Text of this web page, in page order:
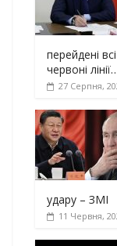
перейдені
червоні
27 Серпня,
yдарy – ЗМІ
11 Червня,